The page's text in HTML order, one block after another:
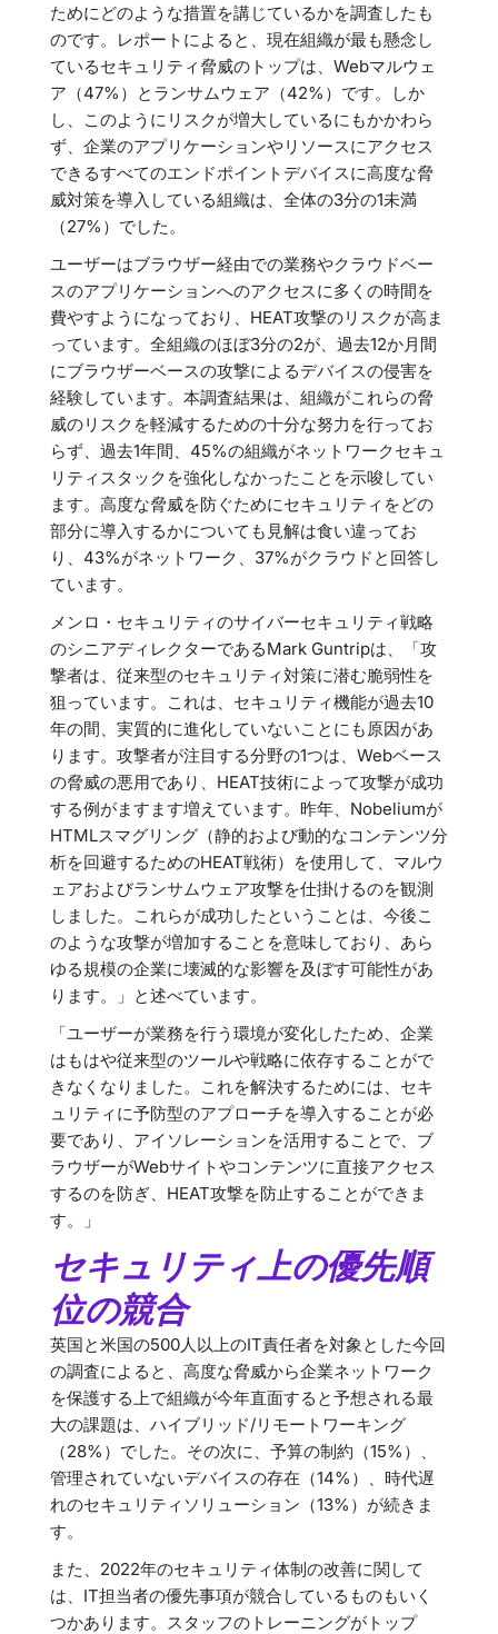
ためにどのような措置を講じているかを調査したも
のです。レポートによると、現在組織が最も懸念し
ているセキュリティ脅威のトップは、Webマルウェ
ア（47%）とランサムウェア（42%）です。しか
し、このようにリスクが増大しているにもかかわら
ず、企業のアプリケーションやリソースにアクセス
できるすべてのエンドポイントデバイスに高度な脅
威対策を導入している組織は、全体の3分の1未満
（27%）でした。
ユーザーはブラウザー経由での業務やクラウドベー
スのアプリケーションへのアクセスに多くの時間を
費やすようになっており、HEAT攻撃のリスクが高ま
っています。全組織のほぼ3分の2が、過去12か月間
にブラウザーベースの攻撃によるデバイスの侵害を
経験しています。本調査結果は、組織がこれらの脅
威のリスクを軽減するための十分な努力を行ってお
らず、過去1年間、45%の組織がネットワークセキュ
リティスタックを強化しなかったことを示唆してい
ます。高度な脅威を防ぐためにセキュリティをどの
部分に導入するかについても見解は食い違ってお
り、43%がネットワーク、37%がクラウドと回答し
ています。
メンロ・セキュリティのサイバーセキュリティ戦略
のシニアディレクターであるMark Guntripは、「攻
撃者は、従来型のセキュリティ対策に潜む脆弱性を
狙っています。これは、セキュリティ機能が過去10
年の間、実質的に進化していないことにも原因があ
ります。攻撃者が注目する分野の1つは、Webベース
の脅威の悪用であり、HEAT技術によって攻撃が成功
する例がますます増えています。昨年、Nobeliumが
HTMLスマグリング（静的および動的なコンテンツ分
析を回避するためのHEAT戦術）を使用して、マルウ
ェアおよびランサムウェア攻撃を仕掛けるのを観測
しました。これらが成功したということは、今後こ
のような攻撃が増加することを意味しており、あら
ゆる規模の企業に壊滅的な影響を及ぼす可能性があ
ります。」と述べています。
「ユーザーが業務を行う環境が変化したため、企業
はもはや従来型のツールや戦略に依存することがで
きなくなりました。これを解決するためには、セキ
ュリティに予防型のアプローチを導入することが必
要であり、アイソレーションを活用することで、ブ
ラウザーがWebサイトやコンテンツに直接アクセス
するのを防ぎ、HEAT攻撃を防止することができま
す。」
セキュリティ上の優先順
位の競合
英国と米国の500人以上のIT責任者を対象とした今回
の調査によると、高度な脅威から企業ネットワーク
を保護する上で組織が今年直面すると予想される最
大の課題は、ハイブリッド/リモートワーキング
（28%）でした。その次に、予算の制約（15%）、
管理されていないデバイスの存在（14%）、時代遅
れのセキュリティソリューション（13%）が続きま
す。
また、2022年のセキュリティ体制の改善に関して
は、IT担当者の優先事項が競合しているものもいく
つかあります。スタッフのトレーニングがトップ